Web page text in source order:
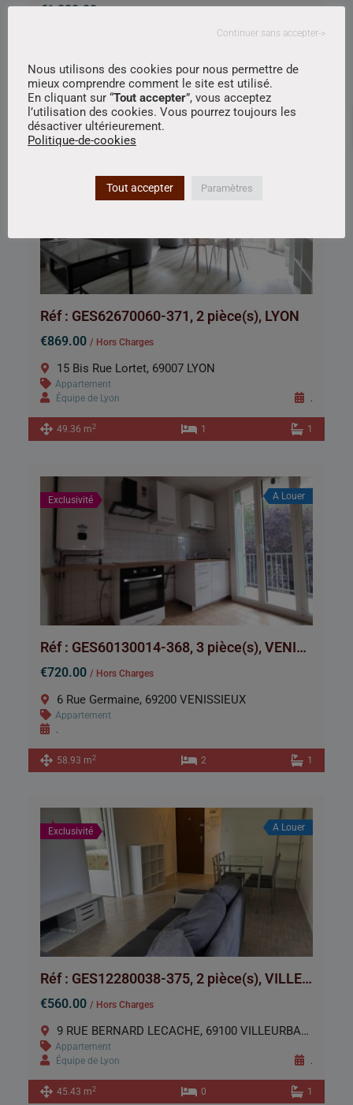
€1,820.00
Équipe de Lyon
126.07 m2 4
Réf : GES62670060-371, 2 pièce(s), LYON
€869.00 / Hors Charges
15 Bis Rue Lortet, 69007 LYON
Appartement
Équipe de Lyon
.
49.36 m2 1 1
Exclusivité A Louer
Réf : GES60130014-368, 3 pièce(s), VENISSIEUX
€720.00 / Hors Charges
6 Rue Germaine, 69200 VENISSIEUX
Appartement
.
58.93 m2 2 1
Exclusivité A Louer
Réf : GES12280038-375, 2 pièce(s), VILLEURBANNE
€560.00 / Hors Charges
9 RUE BERNARD LECACHE, 69100 VILLEURBANNE
Appartement
Équipe de Lyon
.
45.43 m2 0 1
Continuer sans accepter->
Nous utilisons des cookies pour nous permettre de
mieux comprendre comment le site est utilisé.
En cliquant sur “Tout accepter”, vous acceptez
l’utilisation des cookies. Vous pourrez toujours les
désactiver ultérieurement.
Politique-de-cookies
Tout accepter Paramètres